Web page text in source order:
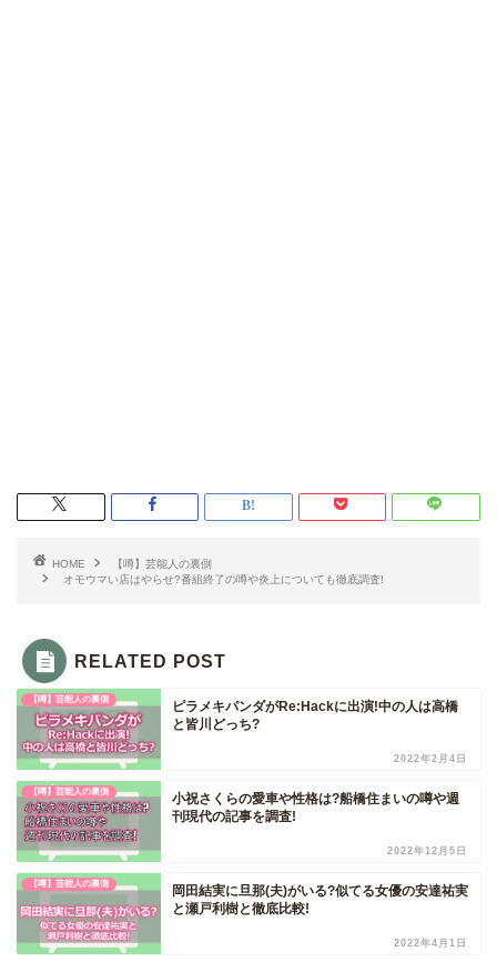
HOME
【噂】芸能人の裏側
オモウマい店はやらせ?番組終了の噂や炎上についても徹底調査!
RELATED POST
【噂】芸能人の裏側
ピラメキパンダがRe:Hackに出演!中の人は高橋
と皆川どっち?
2022年2月4日
【噂】芸能人の裏側
小祝さくらの愛車や性格は?船橋住まいの噂や週
刊現代の記事を調査!
2022年12月5日
【噂】芸能人の裏側
岡田結実に旦那(夫)がいる?似てる女優の安達祐実
と瀬戸利樹と徹底比較!
2022年4月1日